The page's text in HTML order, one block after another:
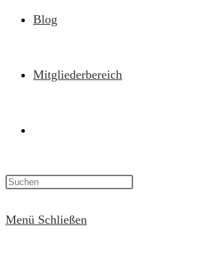
Blog
Mitgliederbereich
Suche
Menü Schließen